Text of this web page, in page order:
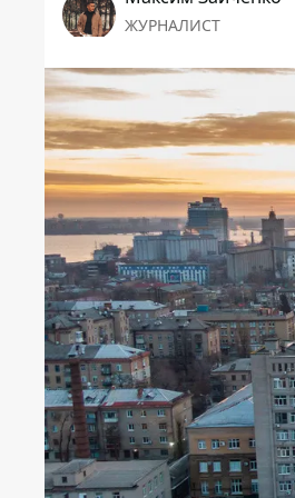
ЖУРНАЛИСТ